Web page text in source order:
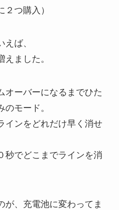
２つ購入）
ば、
ました。
ーバーになるまでひた
モード。
インをどれだけ早く消せ
でどこまでラインを消
が、充電池に変わってま